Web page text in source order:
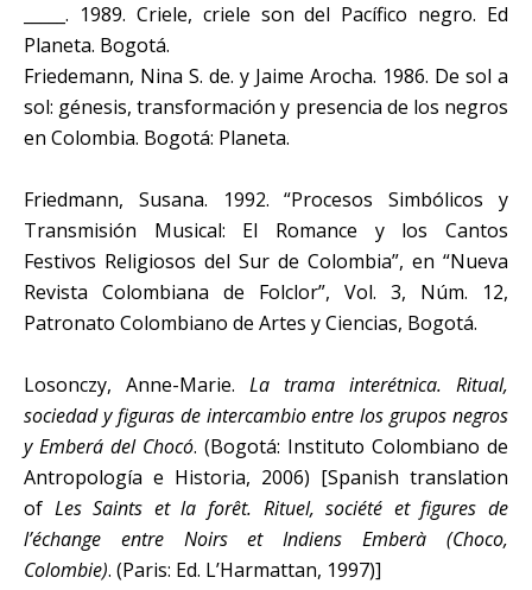
_____. 1989. Criele, criele son del Pacífico negro. Ed
Planeta. Bogotá.
Friedemann, Nina S. de. y Jaime Arocha. 1986. De sol a
sol: génesis, transformación y presencia de los negros
en Colombia. Bogotá: Planeta.
Friedmann, Susana. 1992. “Procesos Simbólicos y
Transmisión Musical: El Romance y los Cantos
Festivos Religiosos del Sur de Colombia”, en “Nueva
Revista Colombiana de Folclor”, Vol. 3, Núm. 12,
Patronato Colombiano de Artes y Ciencias, Bogotá.
Losonczy, Anne-Marie. La trama interétnica. Ritual,
sociedad y figuras de intercambio entre los grupos negros
y Emberá del Chocó. (Bogotá: Instituto Colombiano de
Antropología e Historia, 2006) [Spanish translation
of Les Saints et la forêt. Rituel, société et figures de
l’échange entre Noirs et Indiens Emberà (Choco,
Colombie). (Paris: Ed. L’Harmattan, 1997)]